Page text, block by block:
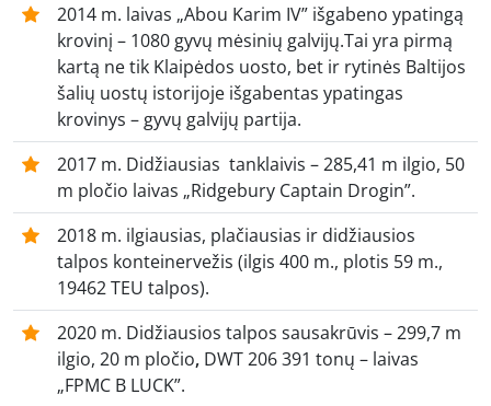
2014 m. laivas „Abou Karim IV” išgabeno ypatingą
krovinį – 1080 gyvų mėsinių galvijų.Tai yra pirmą
kartą ne tik Klaipėdos uosto, bet ir rytinės Baltijos
šalių uostų istorijoje išgabentas ypatingas
krovinys – gyvų galvijų partija.
2017 m. Didžiausias tanklaivis – 285,41 m ilgio, 50
m pločio laivas „Ridgebury Captain Drogin”.
2018 m. ilgiausias, plačiausias ir didžiausios
talpos konteinervežis (ilgis 400 m., plotis 59 m.,
19462 TEU talpos).
2020 m. Didžiausios talpos sausakrūvis – 299,7 m
ilgio, 20 m pločio, DWT 206 391 tonų – laivas
„FPMC B LUCK”.